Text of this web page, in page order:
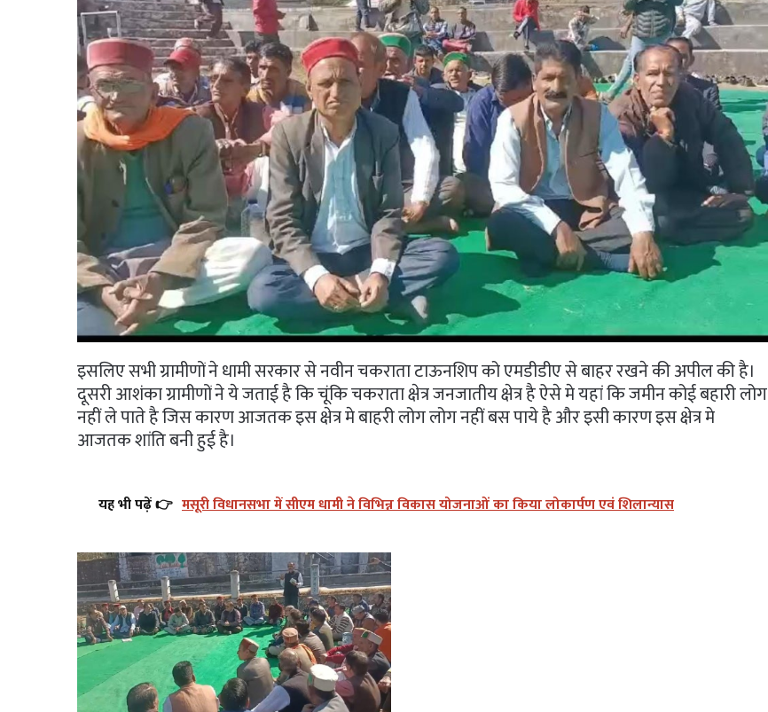
इसलिए सभी ग्रामीणों ने धामी सरकार से नवीन चकराता टाऊनशिप को एमडीडीए से बाहर रखने की अपील की है।
दूसरी आशंका ग्रामीणों ने ये जताई है कि चूंकि चकराता क्षेत्र जनजातीय क्षेत्र है ऐसे मे यहां कि जमीन कोई बहारी लोग
नहीं ले पाते है जिस कारण आजतक इस क्षेत्र मे बाहरी लोग लोग नहीं बस पाये है और इसी कारण इस क्षेत्र मे
आजतक शांति बनी हुई है।
यह भी पढ़ें 👉 मसूरी विधानसभा में सीएम धामी ने विभिन्न विकास योजनाओं का किया लोकार्पण एवं शिलान्यास